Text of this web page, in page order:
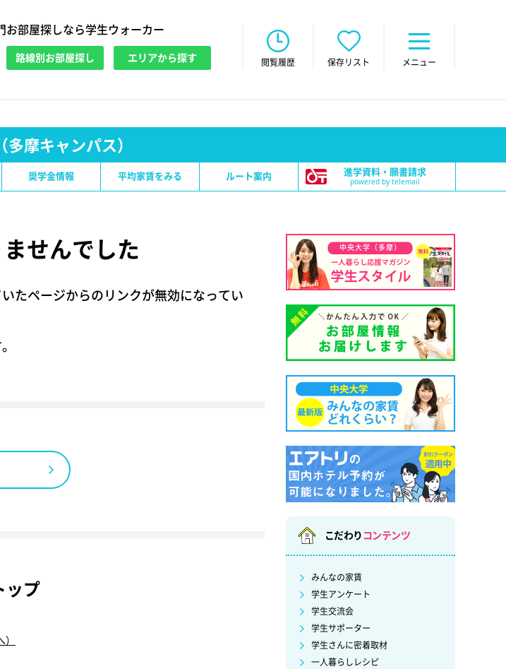
部屋探しなら学生ウォーカー
路線別お部屋探し エリアから探す 閲覧履歴 保存リスト メニュー
多摩キャンパス）
奨学金情報 平均家賃をみる ルート案内 進学資料・願書請求
powered by telemail
せんでした
たページからのリンクが無効になってい
ップ
中央大学（多摩）
こだわり コンテンツ
みんなの家賃
学生アンケート
学生交流会
学生サポーター
学生さんに密着取材
一人暮らしレシピ